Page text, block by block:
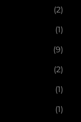
(2)
(1)
(9)
(2)
(1)
(1)